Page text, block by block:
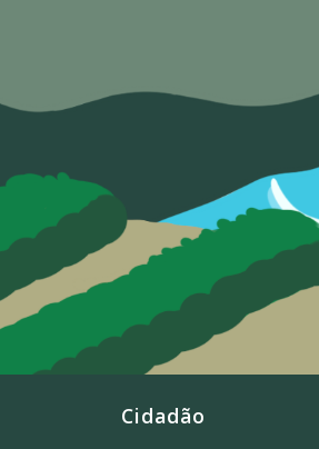
Cidadão